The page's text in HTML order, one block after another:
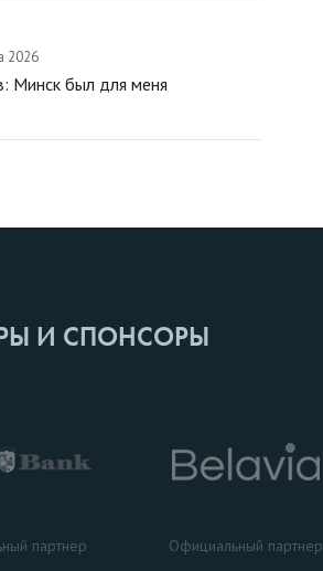
2026
Минск был для меня
И СПОНСОРЫ
партнер Официальный партнер